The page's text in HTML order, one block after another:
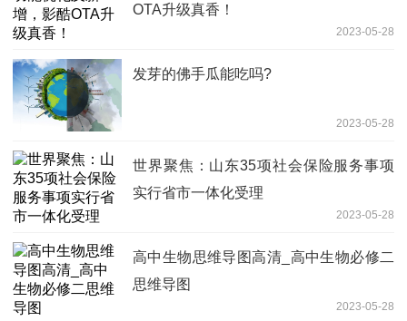
OTA升级真香！
2023-05-28
发芽的佛手瓜能吃吗?
2023-05-28
世界聚焦：山东35项社会保险服务事项
实行省市一体化受理
2023-05-28
高中生物思维导图高清_高中生物必修二
思维导图
2023-05-28